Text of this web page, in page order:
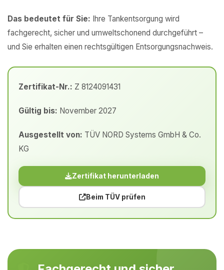
Das bedeutet für Sie: Ihre Tankentsorgung wird
fachgerecht, sicher und umweltschonend durchgeführt –
und Sie erhalten einen rechtsgültigen Entsorgungsnachweis.
Zertifikat-Nr.: Z 8124091431
Gültig bis: November 2027
Ausgestellt von: TÜV NORD Systems GmbH & Co.
KG
Zertifikat herunterladen
Beim TÜV prüfen